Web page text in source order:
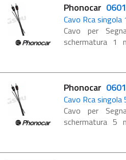
Phonocar
Cavo Rca singola
Cavo per
schermatura
efficienza
Phonocar
Cavo Rca singola
Cavo per
schermatura
efficienza